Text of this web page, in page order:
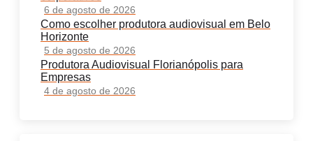
6 de agosto de 2026
Como escolher produtora audiovisual em Belo
Horizonte
5 de agosto de 2026
Produtora Audiovisual Florianópolis para
Empresas
4 de agosto de 2026